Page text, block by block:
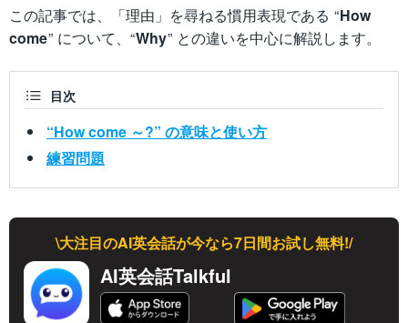
この記事では、「理由」を尋ねる慣用表現である “How
come” について、“Why” との違いを中心に解説します。
目次
“How come ～?” の意味と使い方
練習問題
\大注目のAI英会話が今なら7日間お試し無料!/
AI英会話Talkful